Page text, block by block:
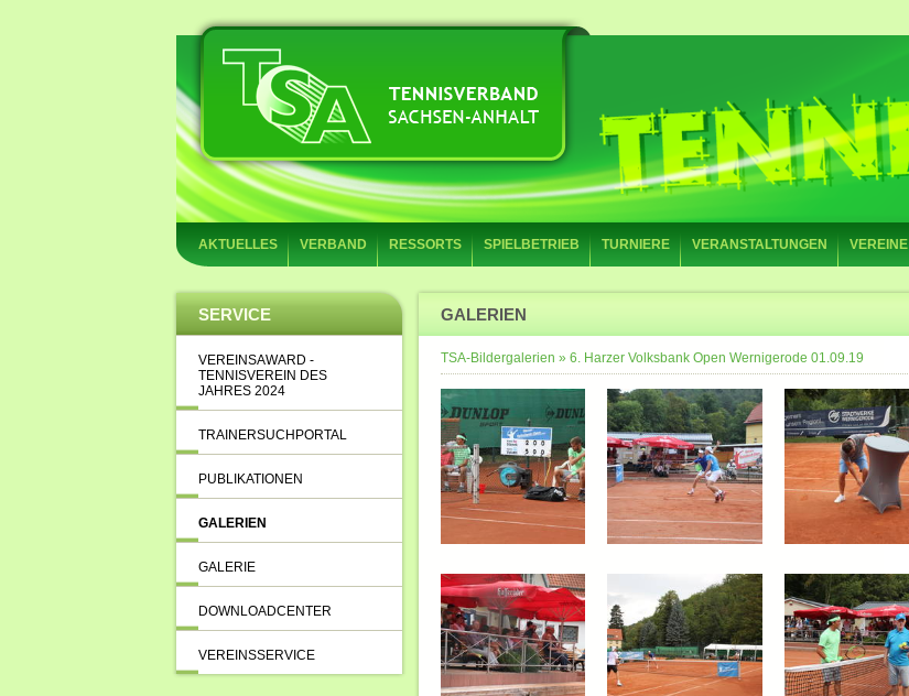
AKTUELLES VERBAND RESSORTS SPIELBETRIEB TURNIERE VERANSTALTUNGEN VEREINE
SERVICE
VEREINSAWARD -
TENNISVEREIN DES
JAHRES 2024
TRAINERSUCHPORTAL
PUBLIKATIONEN
GALERIEN
GALERIE
DOWNLOADCENTER
VEREINSSERVICE
GALERIEN
TSA-Bildergalerien » 6. Harzer Volksbank Open Wernigerode 01.09.19